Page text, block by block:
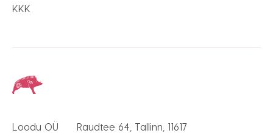
KKK
Loodu OÜ Raudtee 64, Tallinn, 11617